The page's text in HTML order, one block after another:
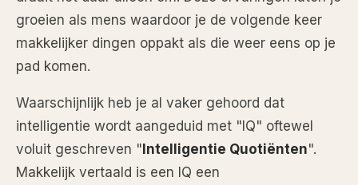
groeien als mens waardoor je de volgende keer
makkelijker dingen oppakt als die weer eens op je
pad komen.
Waarschijnlijk heb je al vaker gehoord dat
intelligentie wordt aangeduid met "IQ" oftewel
voluit geschreven "Intelligentie Quotiënten".
Makkelijk vertaald is een IQ een